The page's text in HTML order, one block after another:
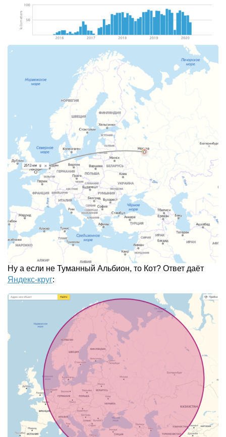
Ну а если не Туманный Альбион, то Кот? Ответ даёт
Яндекс-круг: